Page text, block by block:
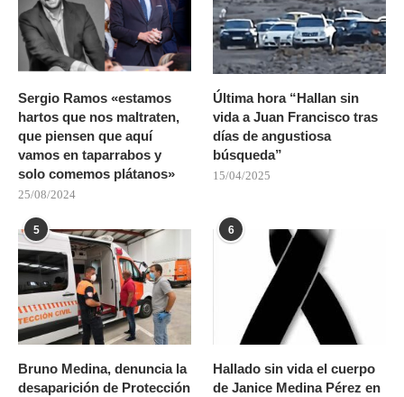
Sergio Ramos «estamos
hartos que nos maltraten,
que piensen que aquí
vamos en taparrabos y
solo comemos plátanos»
25/08/2024
Última hora “Hallan sin
vida a Juan Francisco tras
días de angustiosa
búsqueda”
15/04/2025
5
Bruno Medina, denuncia la
desaparición de Protección
6
Hallado sin vida el cuerpo
de Janice Medina Pérez en